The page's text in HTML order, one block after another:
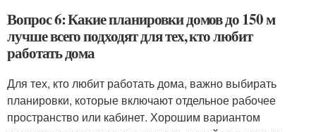
Вопрос 6: Какие планировки домов до 150 м
лучше всего подходят для тех, кто любит
работать дома
Для тех, кто любит работать дома, важно выбирать
планировки, которые включают отдельное рабочее
пространство или кабинет. Хорошим вариантом